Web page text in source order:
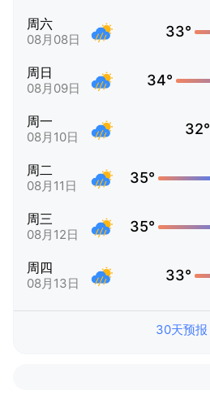
周六
08月08日 33°
周日
08月09日 34°
周一
08月10日 32°
周二
08月11日 35°
周三
08月12日 35°
周四
08月13日 33°
30天预报